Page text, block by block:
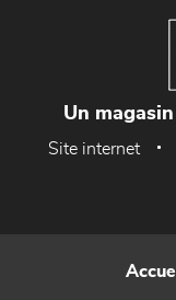
Un
Site internet